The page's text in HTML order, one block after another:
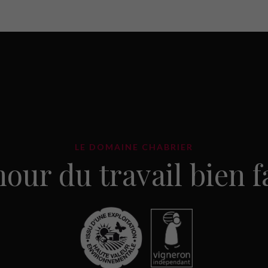
LE DOMAINE CHABRIER
du travail bien